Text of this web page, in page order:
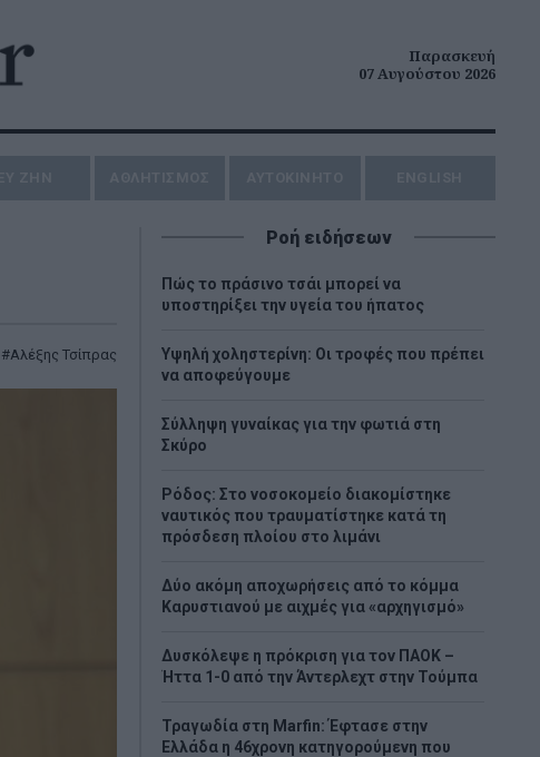
Παρασκευή
07 Αυγούστου 2026
Αλέξης Τσίπρας
Ροή ειδήσεων
Πώς το πράσινο τσάι μπορεί να
υποστηρίξει την υγεία του ήπατος
Υψηλή χοληστερίνη: Οι τροφές που πρέπει
να αποφεύγουμε
Σύλληψη γυναίκας για την φωτιά στη
Σκύρο
Ρόδος: Στο νοσοκομείο διακομίστηκε
ναυτικός που τραυματίστηκε κατά τη
πρόσδεση πλοίου στο λιμάνι
Δύο ακόμη αποχωρήσεις από το κόμμα
Καρυστιανού με αιχμές για «αρχηγισμό»
Δυσκόλεψε η πρόκριση για τον ΠΑΟΚ –
Ήττα 1-0 από την Άντερλεχτ στην Τούμπα
Τραγωδία στη Marfin: Έφτασε στην
Ελλάδα η 46χρονη κατηγορούμενη που